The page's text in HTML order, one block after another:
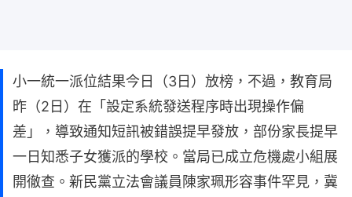
小一統一派位結果今日（3日）放榜，不過，教育局
昨（2日）在「設定系統發送程序時出現操作偏
差」，導致通知短訊被錯誤提早發放，部份家長提早
一日知悉子女獲派的學校。當局已成立危機處小組展
開徹查。新民黨立法會議員陳家珮形容事件罕見，冀